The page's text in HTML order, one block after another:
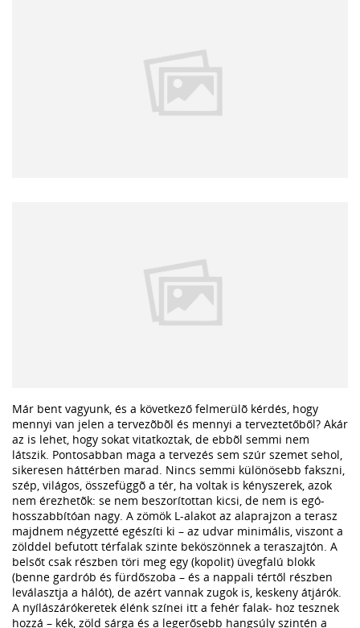
Már bent vagyunk, és a következő felmerülõ kérdés, hogy
mennyi van jelen a tervezõbõl és mennyi a terveztetőből? Akár
az is lehet, hogy sokat vitatkoztak, de ebbõl semmi nem
látszik. Pontosabban maga a tervezés sem szúr szemet sehol,
sikeresen háttérben marad. Nincs semmi különösebb fakszni,
szép, világos, összefüggõ a tér, ha voltak is kényszerek, azok
nem érezhetõk: se nem beszorítottan kicsi, de nem is egó-
hosszabbítóan nagy. A zömök L-alakot az alaprajzon a terasz
majdnem négyzetté egészíti ki – az udvar minimális, viszont a
zölddel befutott térfalak szinte beköszönnek a teraszajtón. A
belsőt csak részben töri meg egy (kopolit) üvegfalú blokk
(benne gardrób és fürdőszoba – és a nappali tértől részben
leválasztja a hálót), de azért vannak zugok is, keskeny átjárók.
A nyílászárókeretek élénk színei itt a fehér falak- hoz tesznek
hozzá – kék, zöld sárga és a legerősebb hangsúly szintén a